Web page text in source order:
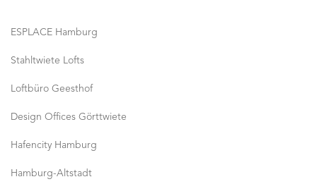
ESPLACE Hamburg
Stahltwiete Lofts
Loftbüro Geesthof
Design Offices Görttwiete
Hafencity Hamburg
Hamburg-Altstadt